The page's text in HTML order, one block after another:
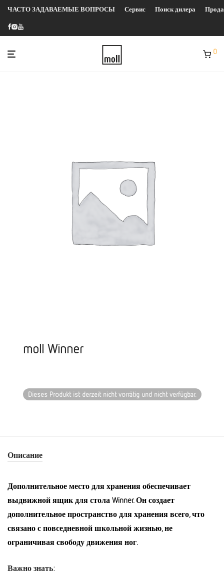
ЧАСТО ЗАДАВАЕМЫЕ ВОПРОСЫ Сервис Поиск дилера
0
moll Winner
Dieses Produkt ist derzeit nicht vorrätig und nicht verfügbar.
Описание
Дополнительное место для хранения обеспечивает
выдвижной ящик для стола Winner. Он создает
дополнительное пространство для хранения всего, что
связано с повседневной школьной жизнью, не
ограничивая свободу движения ног.
Важно знать: